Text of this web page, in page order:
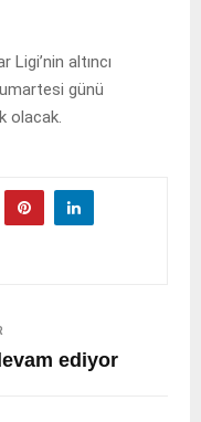
altıncı
günü
olacak.
ediyor